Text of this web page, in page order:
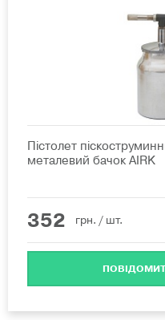
Пістолет
металевий бачок AIRK
352 грн. / шт.